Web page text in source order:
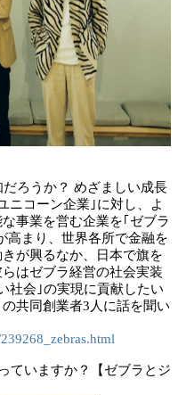
ろうか？ めざましい成長
ニコーン企業｣に対し、よ
事業を営む企業を｢ゼブラ
高まり、世界各所で金融を
が興るなか、日本で旗を
らはゼブラ経営の社会実装
社会｣の実現に貢献したい
共同創業者3人に話を聞い
ていますか？【ゼブラとジ